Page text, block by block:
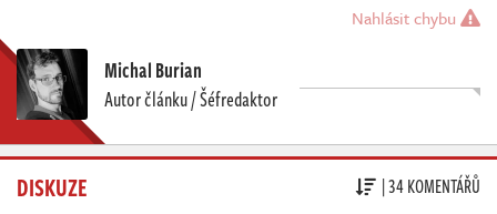
Nahlásit chybu
Michal Burian
Autor článku / Šéfredaktor
DISKUZE | 34 KOMENTÁŘŮ